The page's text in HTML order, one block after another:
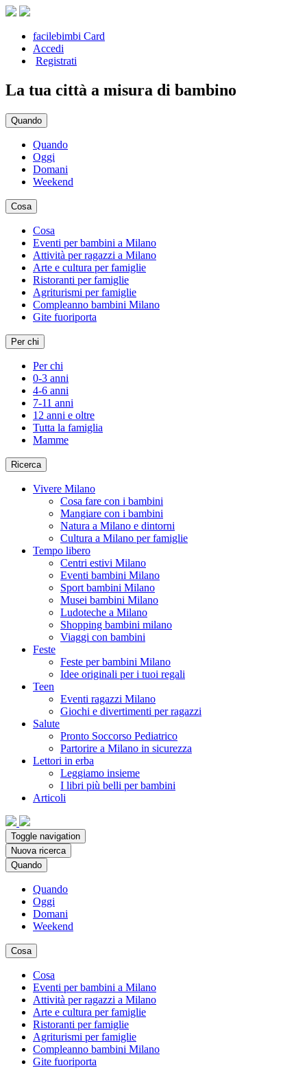
facilebimbi Card
Accedi
Registrati
La tua città a misura di bambino
Quando
Quando
Oggi
Domani
Weekend
Cosa
Cosa
Eventi per bambini a Milano
Attività per ragazzi a Milano
Arte e cultura per famiglie
Ristoranti per famiglie
Agriturismi per famiglie
Compleanno bambini Milano
Gite fuoriporta
Per chi
Per chi
0-3 anni
4-6 anni
7-11 anni
12 anni e oltre
Tutta la famiglia
Mamme
Ricerca
Vivere Milano
Cosa fare con i bambini
Mangiare con i bambini
Natura a Milano e dintorni
Cultura a Milano per famiglie
Tempo libero
Centri estivi Milano
Eventi bambini Milano
Sport bambini Milano
Musei bambini Milano
Ludoteche a Milano
Shopping bambini milano
Viaggi con bambini
Feste
Feste per bambini Milano
Idee originali per i tuoi regali
Teen
Eventi ragazzi Milano
Giochi e divertimenti per ragazzi
Salute
Pronto Soccorso Pediatrico
Partorire a Milano in sicurezza
Lettori in erba
Leggiamo insieme
I libri più belli per bambini
Articoli
Toggle navigation
Nuova ricerca
Quando
Quando
Oggi
Domani
Weekend
Cosa
Cosa
Eventi per bambini a Milano
Attività per ragazzi a Milano
Arte e cultura per famiglie
Ristoranti per famiglie
Agriturismi per famiglie
Compleanno bambini Milano
Gite fuoriporta